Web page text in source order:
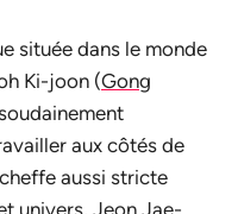
située dans le monde
Ki-joon (Gong
aux côtés de
aussi stricte
univers, Jeon Jae-